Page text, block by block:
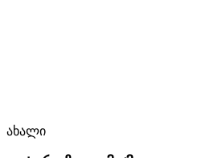
ახალი